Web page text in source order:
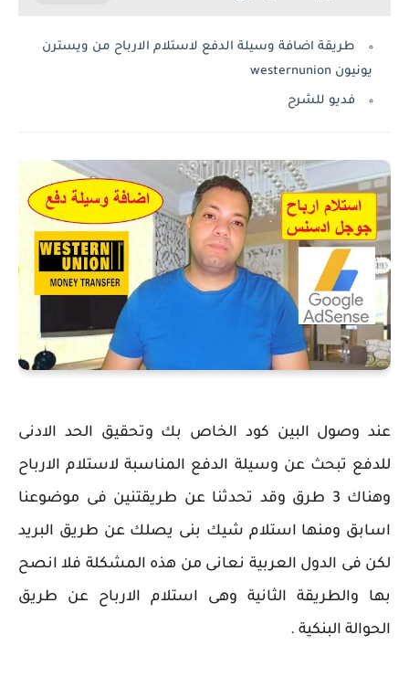
طريقة اضافة وسيلة الدفع لاستلام الارباح من ويسترن
يونيون westernunion
فديو للشرح
عند وصول البين كود الخاص بك وتحقيق الحد الادنى
للدفع تبحث عن وسيلة الدفع المناسبة لاستلام الارباح
وهناك 3 طرق وقد تحدثنا عن طريقتنين فى موضوعنا
اسابق ومنها استلام شيك بنى يصلك عن طريق البريد
لكن فى الدول العربية نعانى من هذه المشكلة فلا انصح
بها والطريقة الثانية وهى استلام الارباح عن طريق
الحوالة البنكية .